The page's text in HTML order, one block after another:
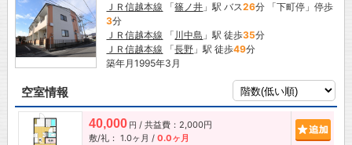
ＪＲ信越本線 「篠ノ井 」駅 バス26分 「下町停」停歩
3分
ＪＲ信越本線 「 川中島 」駅 徒歩35分
ＪＲ信越本線 「長野 」駅 徒歩49分
築年月1995年3月
空室情報
40,000 円 / 共益費：2,000円
敷/礼： 1.0ヶ月 / 0.0ヶ月